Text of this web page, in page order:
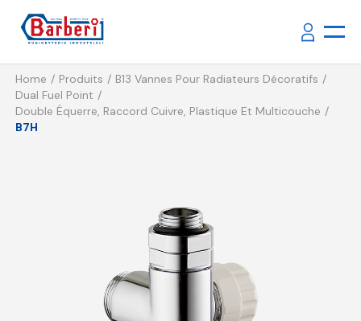
Home Produits
B13 Vannes Pour Radiateurs Décoratifs
Dual Fuel Point
Double Équerre, Raccord Cuivre, Plastique Et Multicouche
B7H